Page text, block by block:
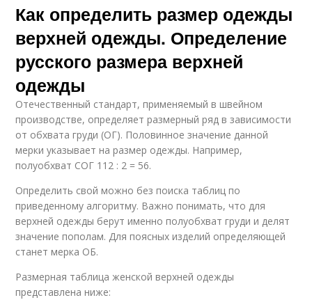
Как определить размер одежды
верхней одежды. Определение
русского размера верхней
одежды
Отечественный стандарт, применяемый в швейном
производстве, определяет размерный ряд в зависимости
от обхвата груди (ОГ). Половинное значение данной
мерки указывает на размер одежды. Например,
полуобхват СОГ 112 : 2 = 56.
Определить свой можно без поиска таблиц по
приведенному алгоритму. Важно понимать, что для
верхней одежды берут именно полуобхват груди и делят
значение пополам. Для поясных изделий определяющей
станет мерка ОБ.
Размерная таблица женской верхней одежды
представлена ниже: